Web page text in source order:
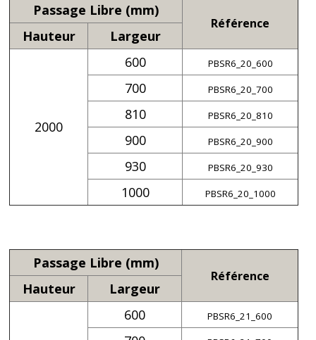
Passage Libre (mm)
Référence
Hauteur Largeur
2000
600 PBSR6_20_600
700 PBSR6_20_700
810 PBSR6_20_810
900 PBSR6_20_900
930 PBSR6_20_930
1000 PBSR6_20_1000
Passage Libre (mm)
Référence
Hauteur
Largeur
600
PBSR6_21_600